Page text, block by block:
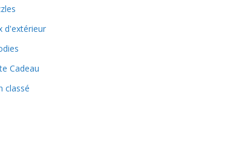
d'extérieur
Cadeau
classé